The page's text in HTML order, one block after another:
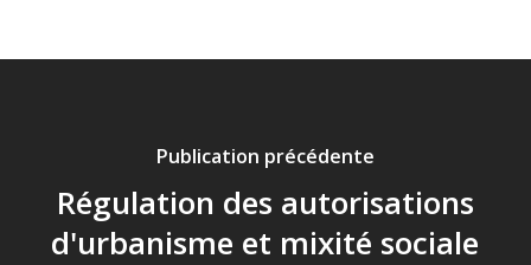
Publication précédente
Régulation des autorisations
d'urbanisme et mixité sociale